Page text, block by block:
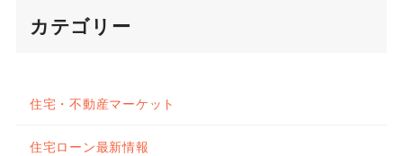
カテゴリー
住宅・不動産マーケット
住宅ローン最新情報